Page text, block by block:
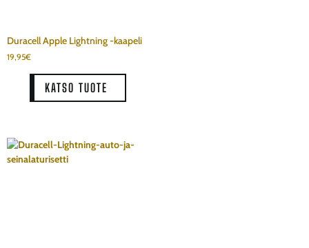
Duracell Apple Lightning -kaapeli
19,95€
KATSO TUOTE